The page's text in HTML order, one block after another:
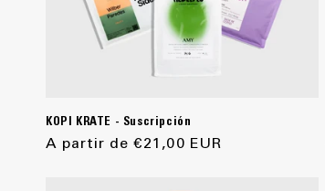
KOPI KRATE - Suscripción
Precio
A partir de €21,00 EUR